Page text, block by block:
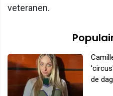
veteranen.
de